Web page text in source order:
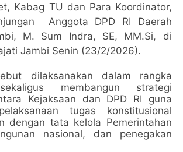
Kabag TU dan Para Koordinator,
Anggota DPD RI Daerah
M. Sum Indra, SE, MM.Si, di
Jambi Senin (23/2/2026).
dilaksanakan dalam rangka
membangun strategi
Kejaksaan dan DPD RI guna
tugas konstitusional
dengan tata kelola Pemerintahan
nasional, dan penegakan